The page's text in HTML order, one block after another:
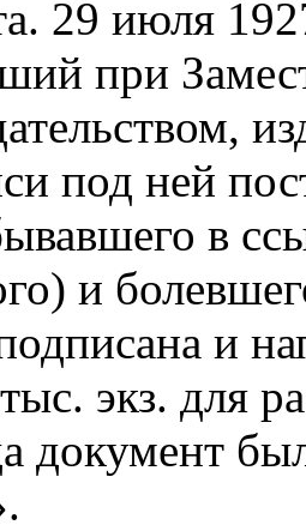
29 июля
при
под ней
в
и
и
экз. для
документ